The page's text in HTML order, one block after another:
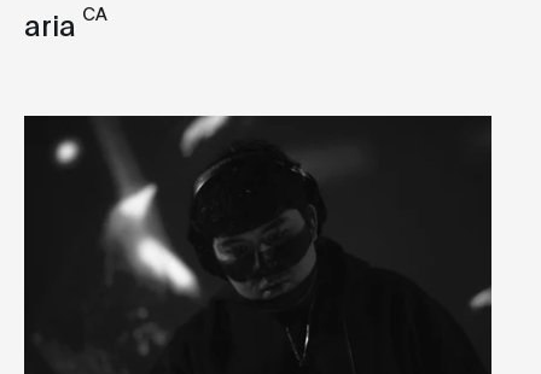
Downtempo
Drum and Bass
Dub
aria CA